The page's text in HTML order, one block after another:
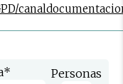
* Personas